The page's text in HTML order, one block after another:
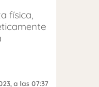
física,
, a las 07:37